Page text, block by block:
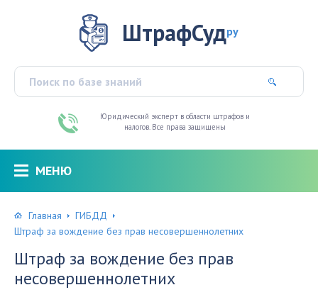
ШтрафСудру
Юридический эксперт в области штрафов и
налогов. Все права защищены
МЕНЮ
Главная
ГИБДД
Штраф за вождение без прав несовершеннолетних
Штраф за вождение без прав
несовершеннолетних